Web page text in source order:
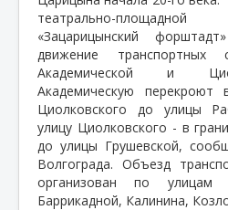
театрально-
«Зацарицынский
движение
Академической и
Академическую
Циолковского до улицы
улицу Циолковского - в
до улицы Грушевской,
Волгограда. Объезд
организован по улицам
Баррикадной, Калинина,